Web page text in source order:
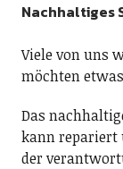
Nachhaltiges
Viele von uns
möchten
Das
kann repariert
der